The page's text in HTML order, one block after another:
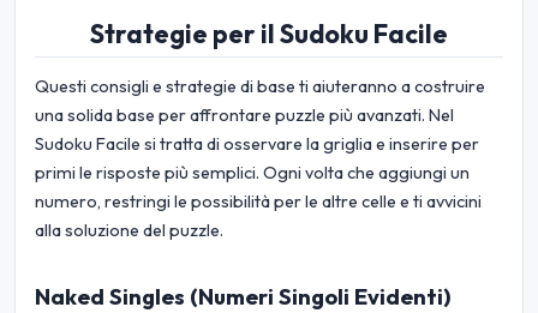
Strategie per il Sudoku Facile
Questi consigli e strategie di base ti aiuteranno a costruire
una solida base per affrontare puzzle più avanzati. Nel
Sudoku Facile si tratta di osservare la griglia e inserire per
primi le risposte più semplici. Ogni volta che aggiungi un
numero, restringi le possibilità per le altre celle e ti avvicini
alla soluzione del puzzle.
Naked Singles (Numeri Singoli Evidenti)